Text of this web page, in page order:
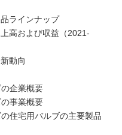
ラインナップ
高および収益（2021-
動向
企業概要
事業概要
住宅用バルブの主要製品